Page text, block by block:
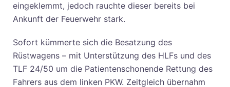
eingeklemmt, jedoch rauchte dieser bereits bei
Ankunft der Feuerwehr stark.
Sofort kümmerte sich die Besatzung des
Rüstwagens – mit Unterstützung des HLFs und des
TLF 24/50 um die Patientenschonende Rettung des
Fahrers aus dem linken PKW. Zeitgleich übernahm